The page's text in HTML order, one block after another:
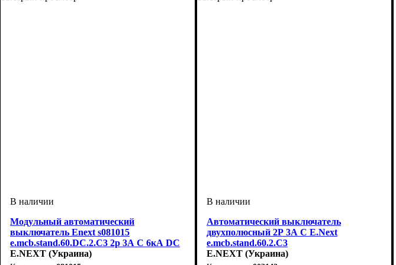
Модульный автоматический
выключатель Enext s081015
e.mcb.stand.60.DC.2.C3 2р 3А C 6кА DC
E.NEXT (Украина)
Автоматический выключатель
двухполюсный 2Р 3А C E.Next
e.mcb.stand.60.2.C3
E.NEXT (Украина)